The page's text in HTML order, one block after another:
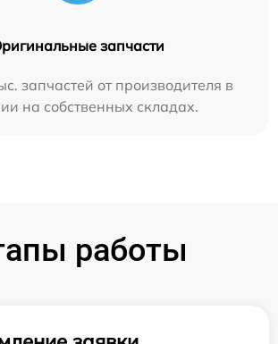
запчасти
запчастей от производителя в
на собственных складах.
работы